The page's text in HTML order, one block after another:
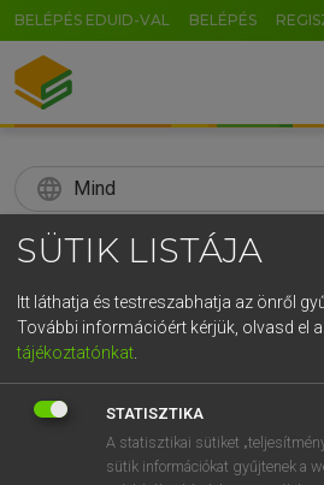
BELÉPÉS EDUID-VAL BELÉPÉS
language Mind
search
KERESÉS
Díjmentes angol szótár
hatalmasság fn mightiness
potentate
SÜTIK LISTÁJA
Itt láthatja és testreszabhatja az önről
További információért kérjük, olvasd el
tájékoztatónkat
STATISZTIKA
A statisztikai sütiket
sütik információkat gyűjtenek a
5 6 7 8 9 ö
r t z u i o
j k
n m , .